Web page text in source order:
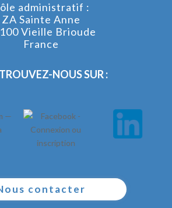
administratif :
ZA Sainte Anne
Vieille Brioude
France
NOUS SUR :
contacter